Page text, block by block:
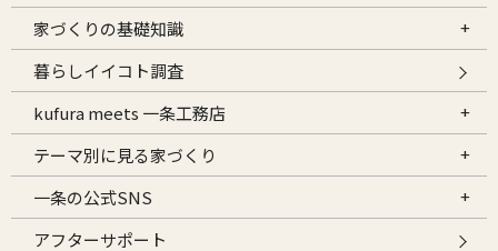
家づくりの基礎知識
暮らしイイコト調査
kufura meets 一条工務店
テーマ別に見る家づくり
一条の公式SNS
アフターサポート